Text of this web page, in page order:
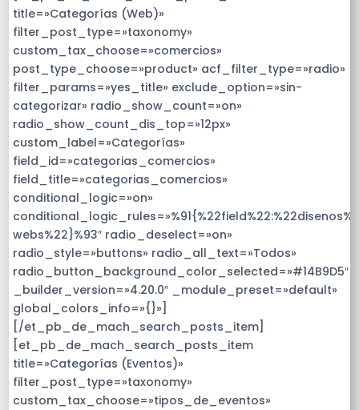
title=»Categorías (Web)»
filter_post_type=»taxonomy»
custom_tax_choose=»comercios»
post_type_choose=»product» acf_filter_type=»radio»
filter_params=»yes_title» exclude_option=»sin-
categorizar» radio_show_count=»on»
radio_show_count_dis_top=»12px»
custom_label=»Categorías»
field_id=»categorias_comercios»
field_title=»categorias_comercios»
conditional_logic=»on»
webs%22}%93″ radio_deselect=»on»
radio_style=»buttons» radio_all_text=»Todos»
radio_button_background_color_selected=»#14B9D5″
_builder_version=»4.20.0″ _module_preset=»default»
global_colors_info=»{}»]
[/et_pb_de_mach_search_posts_item]
[et_pb_de_mach_search_posts_item
title=»Categorías (Eventos)»
filter_post_type=»taxonomy»
custom_tax_choose=»tipos_de_eventos»